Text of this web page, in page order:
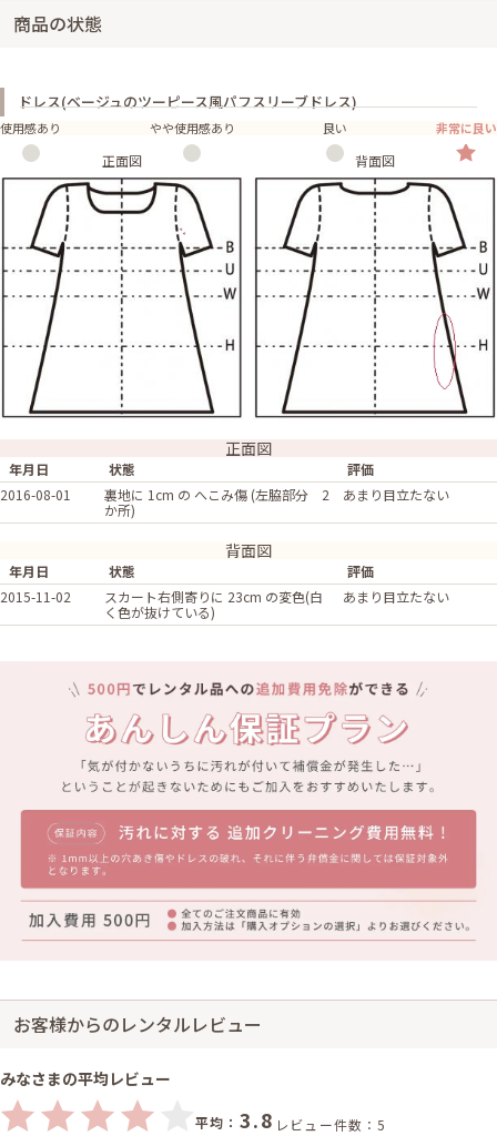
商品の状態
ドレス(ベージュのツーピース風パフスリーブドレス)
使用感あり やや使用感あり 良い 非常に良い
正面図 背面図
正面図
年月日 状態
評価
2016-08-01
裏地に 1cm の へこみ傷 (左脇部分 2
か所)
あまり目立たない
背面図
年月日 状態
評価
2015-11-02
スカート右側寄りに 23cm の変色(白
く色が抜けている)
あまり目立たない
お客様からのレンタルレビュー
みなさまの平均レビュー
平均： 3.8 レビュー件数：5